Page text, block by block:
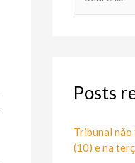
u
s
a
Posts
Tribunal
(10) e na